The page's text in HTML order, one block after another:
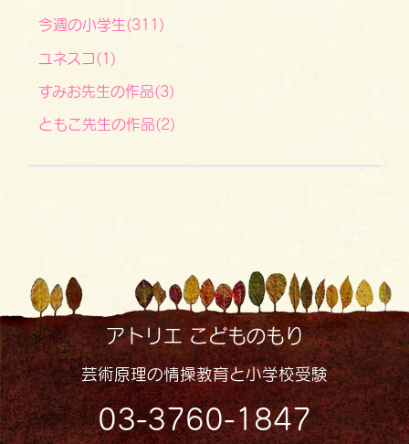
今週の小学生(311)
ユネスコ(1)
すみお先生の作品(3)
ともこ先生の作品(2)
アトリエ こどものもり
芸術原理の情操教育と小学校受験
03-3760-1847